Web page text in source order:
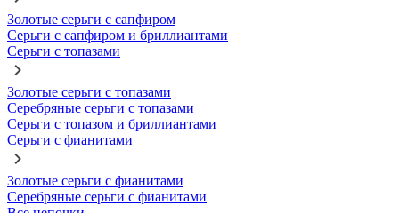
Золотые серьги с сапфиром
Серьги с сапфиром и бриллиантами
Серьги с топазами
Золотые серьги с топазами
Серебряные серьги с топазами
Серьги с топазом и бриллиантами
Серьги с фианитами
Золотые серьги с фианитами
Серебряные серьги с фианитами